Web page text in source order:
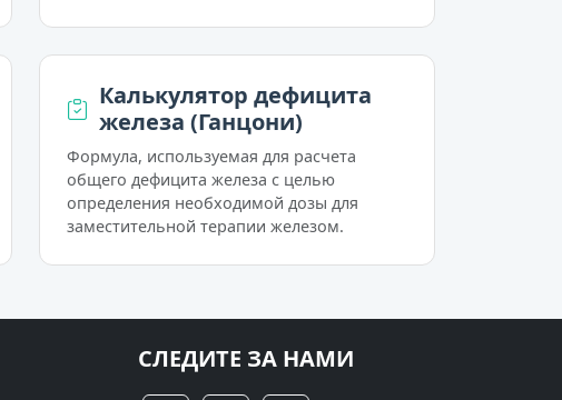
Калькулятор дефицита
железа (Ганцони)
Формула, используемая для расчета
общего дефицита железа с целью
определения необходимой дозы для
заместительной терапии железом.
СЛЕДИТЕ ЗА НАМИ